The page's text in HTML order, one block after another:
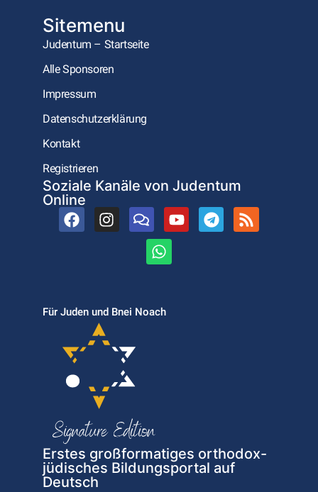
Sitemenu
Judentum – Startseite
Alle Sponsoren
Impressum
Datenschutzerklärung
Kontakt
Registrieren
Soziale Kanäle von Judentum
Online
Für Juden und Bnei Noach
Erstes großformatiges orthodox-
jüdisches Bildungsportal auf
Deutsch